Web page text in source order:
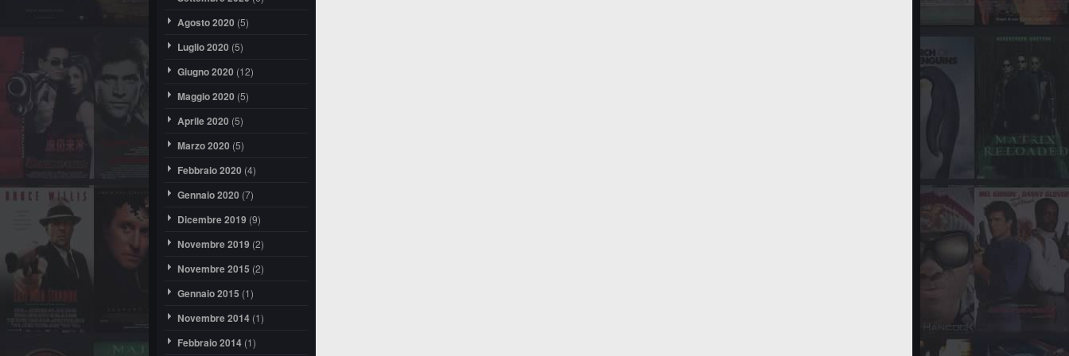
Agosto 2020 (5)
Luglio 2020 (5)
Giugno 2020 (12)
Maggio 2020 (5)
Aprile 2020 (5)
Marzo 2020 (5)
Febbraio 2020 (4)
Gennaio 2020 (7)
Dicembre 2019 (9)
Novembre 2019 (2)
Novembre 2015 (2)
Gennaio 2015 (1)
Novembre 2014 (1)
Febbraio 2014 (1)